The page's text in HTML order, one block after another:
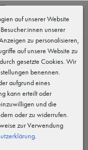
auf unserer Website
unserer
zu personalisieren,
auf unsere Website zu
gesetzte Cookies. Wir
benennen.
aufgrund eines
kann erteilt oder
und die
oder zu widerrufen.
zur Verwendung
.